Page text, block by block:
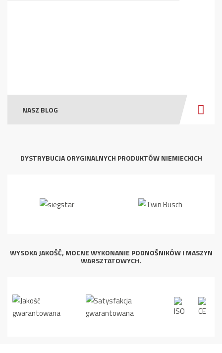
NASZ BLOG
DYSTRYBUCJA ORYGINALNYCH PRODUKTÓW NIEMIECKICH
WYSOKA JAKOŚĆ, MOCNE WYKONANIE PODNOŚNIKÓW I MASZYN
WARSZTATOWYCH.